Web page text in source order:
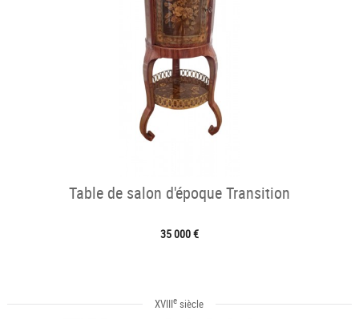
Table de salon d'époque Transition
35 000 €
XVIIIe siècle